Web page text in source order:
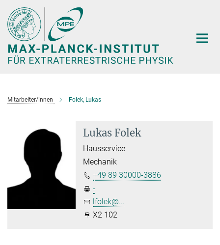
Hauptinhalt
Mitarbeiter/innen Folek, Lukas
Lukas Folek
Hausservice
Mechanik
+49 89 30000-3886
-
lfolek@...
X2 102